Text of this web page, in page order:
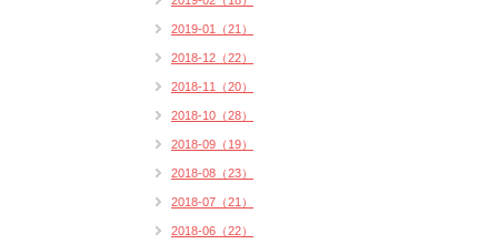
2019-01（21）
2018-12（22）
2018-11（20）
2018-10（28）
2018-09（19）
2018-08（23）
2018-07（21）
2018-06（22）